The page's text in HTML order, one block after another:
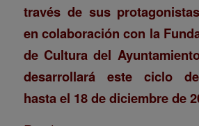
través de sus
en colaboración con la
de Cultura del
desarrollará este ciclo
hasta el 18 de diciembre de